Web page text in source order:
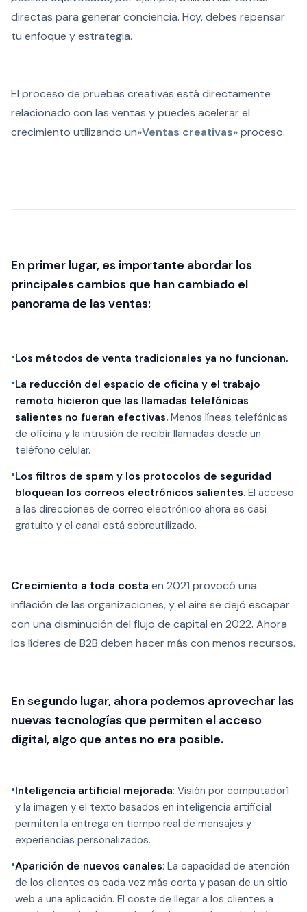
directas para generar conciencia. Hoy, debes repensar
tu enfoque y estrategia.
El proceso de pruebas creativas está directamente
relacionado con las ventas y puedes acelerar el
crecimiento utilizando un»Ventas creativas» proceso.
En primer lugar, es importante abordar los
principales cambios que han cambiado el
panorama de las ventas:
•Los métodos de venta tradicionales ya no funcionan.
•La reducción del espacio de oficina y el trabajo
remoto hicieron que las llamadas telefónicas
salientes no fueran efectivas. Menos líneas telefónicas
de oficina y la intrusión de recibir llamadas desde un
teléfono celular.
•Los filtros de spam y los protocolos de seguridad
bloquean los correos electrónicos salientes. El acceso
a las direcciones de correo electrónico ahora es casi
gratuito y el canal está sobreutilizado.
Crecimiento a toda costa en 2021 provocó una
inflación de las organizaciones, y el aire se dejó escapar
con una disminución del flujo de capital en 2022. Ahora
los líderes de B2B deben hacer más con menos recursos.
En segundo lugar, ahora podemos aprovechar las
nuevas tecnologías que permiten el acceso
digital, algo que antes no era posible.
•Inteligencia artificial mejorada: Visión por computador1
y la imagen y el texto basados en inteligencia artificial
permiten la entrega en tiempo real de mensajes y
experiencias personalizados.
•Aparición de nuevos canales: La capacidad de atención
de los clientes es cada vez más corta y pasan de un sitio
web a una aplicación. El coste de llegar a los clientes a